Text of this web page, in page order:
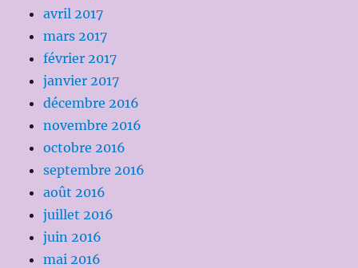
avril 2017
mars 2017
février 2017
janvier 2017
décembre 2016
novembre 2016
octobre 2016
septembre 2016
août 2016
juillet 2016
juin 2016
mai 2016